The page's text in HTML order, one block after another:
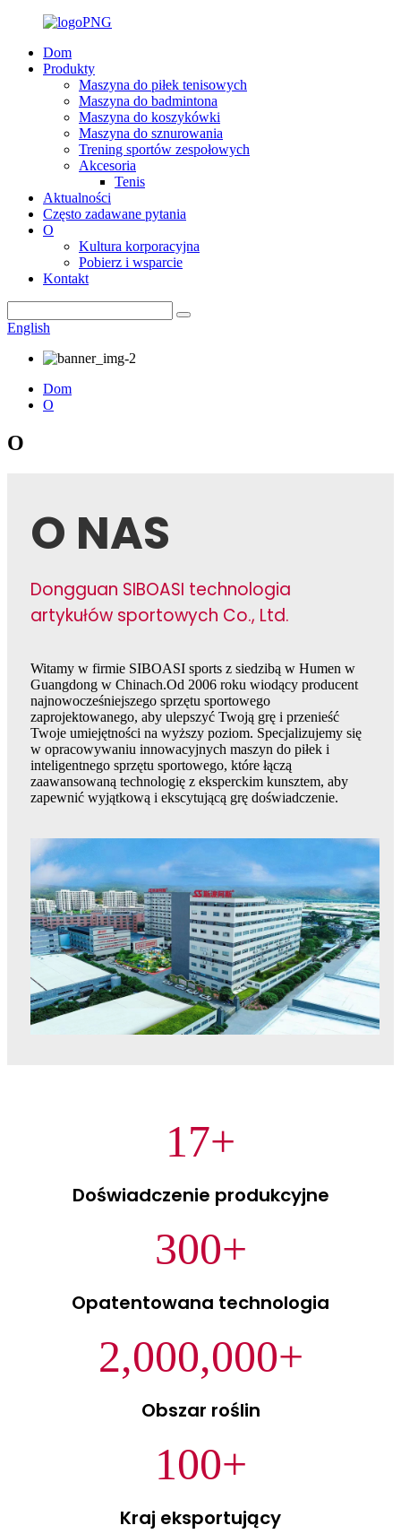
Dom
Produkty
Maszyna do piłek tenisowych
Maszyna do badmintona
Maszyna do koszykówki
Maszyna do sznurowania
Trening sportów zespołowych
Akcesoria
Tenis
Aktualności
Często zadawane pytania
O
Kultura korporacyjna
Pobierz i wsparcie
Kontakt
English
Dom
O
O
O NAS
Dongguan SIBOASI technologia
artykułów sportowych Co., Ltd.
Witamy w firmie SIBOASI sports z siedzibą w Humen w
Guangdong w Chinach.Od 2006 roku wiodący producent
najnowocześniejszego sprzętu sportowego
zaprojektowanego, aby ulepszyć Twoją grę i przenieść
Twoje umiejętności na wyższy poziom. Specjalizujemy się
w opracowywaniu innowacyjnych maszyn do piłek i
inteligentnego sprzętu sportowego, które łączą
zaawansowaną technologię z eksperckim kunsztem, aby
zapewnić wyjątkową i ekscytującą grę doświadczenie.
17+
Doświadczenie produkcyjne
300+
Opatentowana technologia
2,000,000+
Obszar roślin
100+
Kraj eksportujący